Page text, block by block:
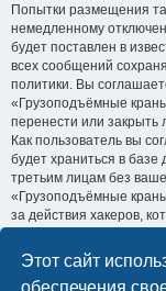
Этот сайт
обеспечения
Попытки размещения
немедленному
будет поставлен в
всех сообщений
политики. Вы
«Грузоподъёмные
перенести или
Как пользователь вы
будет храниться в
третьим лицам без
«Грузоподъёмные
за действия хакеров,